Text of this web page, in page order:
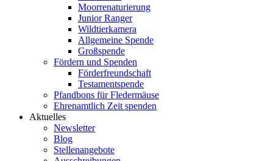
Moorrenaturierung
Junior Ranger
Wildtierkamera
Allgemeine Spende
Großspende
Fördern und Spenden
Förderfreundschaft
Testamentspende
Pfandbons für Fledermäuse
Ehrenamtlich Zeit spenden
Aktuelles
Newsletter
Blog
Stellenangebote